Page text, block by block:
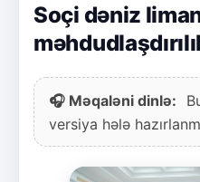
Soçi dəniz
🎧 Məqaləni dinlə:
versiya hələ